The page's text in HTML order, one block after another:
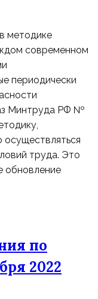
методике
современном
периодически
Минтруда РФ №
труда. Это
обновление
по
2022